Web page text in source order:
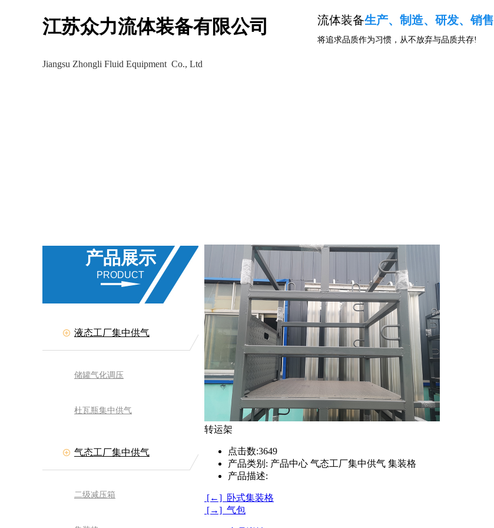
流体装备生产、制造、研发、销售
将追求品质作为习惯，从不放弃与品质共存!
江苏众力流体装备有限公司
Jiangsu Zhongli Fluid Equipment Co., Ltd
转运架
点击数:3649
产品类别: 产品中心 气态工厂集中供气 集装格
产品描述:
[←] 卧式集装格
[→] 气包
产品展示
PRODUCT
液态工厂集中供气
储罐气化调压
杜瓦瓶集中供气
气态工厂集中供气
二级减压箱